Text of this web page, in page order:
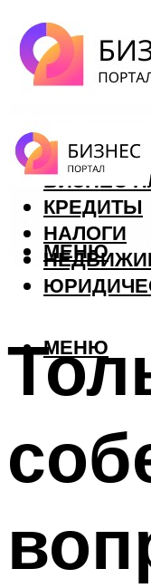
ФОРЕКС
БИЗНЕС
КРЕДИТЫ
НАЛОГИ
МЕНЮ
МЕНЮ